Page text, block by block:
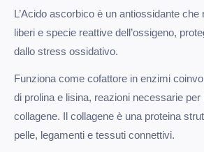
L’Acido ascorbico è un antiossidante
liberi e specie reattive dell’ossigeno,
dallo stress ossidativo.
Funziona come cofattore in enzimi
di prolina e lisina, reazioni necessarie per
collagene. Il collagene è una proteina
pelle, legamenti e tessuti connettivi.